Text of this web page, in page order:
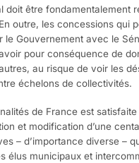
doit être fondamentalement
outre, les concessions qui
le Gouvernement avec le
pour conséquence de
au risque de voir les
échelons de collectivités.
de France est satisfaite
et modification d’une
– d’importance diverse –
élus municipaux et